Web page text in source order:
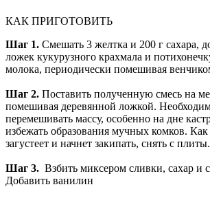
КАК ПРИГОТОВИТЬ
Шаг 1. Смешать 3 желтка и 200 г сахара,
ложек кукурузного крахмала и
молока, периодически помешивая
Шаг 2. Поставить полученную смесь на
помешивая деревянной ложкой.
перемешивать массу, особенно на дне
избежать образования мучных комков. Как
загустеет и начнет закипать, снять с
Шаг 3. Взбить миксером сливки, сахар и
Добавить ванилин